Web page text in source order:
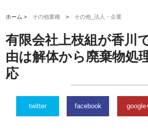
ホーム > その他業種 > その他_法人・企業
有限会社上枝組が香川
由は解体から廃棄物処
応
twitter facebook